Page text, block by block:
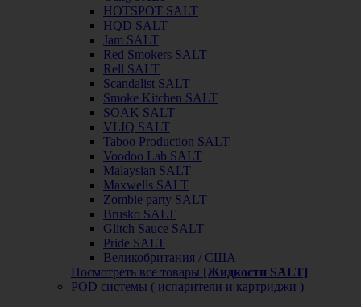
HOTSPOT SALT
HQD SALT
Jam SALT
Red Smokers SALT
Rell SALT
Scandalist SALT
Smoke Kitchen SALT
SOAK SALT
VLIQ SALT
Taboo Production SALT
Voodoo Lab SALT
Malaysian SALT
Maxwells SALT
Zombie party SALT
Brusko SALT
Glitch Sauce SALT
Pride SALT
Великобритания / США
Посмотреть все товары [Жидкости SALT]
POD системы ( испарители и картриджи )